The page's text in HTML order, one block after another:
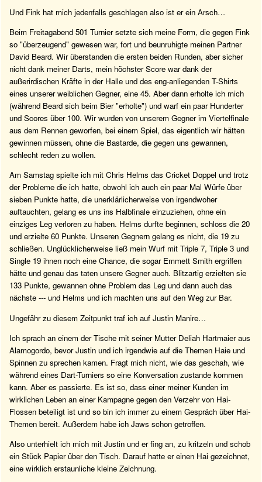
Und Fink hat mich jedenfalls geschlagen also ist er ein Arsch…
Beim Freitagabend 501 Turnier setzte sich meine Form, die gegen Fink
so "überzeugend" gewesen war, fort und beunruhigte meinen Partner
David Beard. Wir überstanden die ersten beiden Runden, aber sicher
nicht dank meiner Darts, mein höchster Score war dank der
außerirdischen Kräfte in der Halle und des eng-anliegenden T-Shirts
eines unserer weiblichen Gegner, eine 45. Aber dann erholte ich mich
(während Beard sich beim Bier "erholte") und warf ein paar Hunderter
und Scores über 100. Wir wurden von unserem Gegner im Viertelfinale
aus dem Rennen geworfen, bei einem Spiel, das eigentlich wir hätten
gewinnen müssen, ohne die Bastarde, die gegen uns gewannen,
schlecht reden zu wollen.
Am Samstag spielte ich mit Chris Helms das Cricket Doppel und trotz
der Probleme die ich hatte, obwohl ich auch ein paar Mal Würfe über
sieben Punkte hatte, die unerklärlicherweise von irgendwoher
auftauchten, gelang es uns ins Halbfinale einzuziehen, ohne ein
einziges Leg verloren zu haben. Helms durfte beginnen, schloss die 20
und erzielte 60 Punkte. Unseren Gegnern gelang es nicht, die 19 zu
schließen. Unglücklicherweise ließ mein Wurf mit Triple 7, Triple 3 und
Single 19 ihnen noch eine Chance, die sogar Emmett Smith ergriffen
hätte und genau das taten unsere Gegner auch. Blitzartig erzielten sie
133 Punkte, gewannen ohne Problem das Leg und dann auch das
nächste --- und Helms und ich machten uns auf den Weg zur Bar.
Ungefähr zu diesem Zeitpunkt traf ich auf Justin Manire…
Ich sprach an einem der Tische mit seiner Mutter Deliah Hartmaier aus
Alamogordo, bevor Justin und ich irgendwie auf die Themen Haie und
Spinnen zu sprechen kamen. Fragt mich nicht, wie das geschah, wie
während eines Dart-Turniers so eine Konversation zustande kommen
kann. Aber es passierte. Es ist so, dass einer meiner Kunden im
wirklichen Leben an einer Kampagne gegen den Verzehr von Hai-
Flossen beteiligt ist und so bin ich immer zu einem Gespräch über Hai-
Themen bereit. Außerdem habe ich Jaws schon getroffen.
Also unterhielt ich mich mit Justin und er fing an, zu kritzeln und schob
ein Stück Papier über den Tisch. Darauf hatte er einen Hai gezeichnet,
eine wirklich erstaunliche kleine Zeichnung.